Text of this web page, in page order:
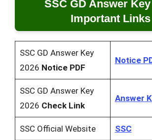
SSC GD Answer Key
Important Links
SSC GD Answer Key
2026 Notice PDF
Notice
SSC GD Answer Key
2026 Check Link
Answer
SSC Official Website SSC